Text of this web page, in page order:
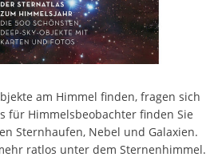
am Himmel finden, fragen sich
für Himmelsbeobachter finden Sie
Sternhaufen, Nebel und Galaxien.
ratlos unter dem Sternenhimmel.